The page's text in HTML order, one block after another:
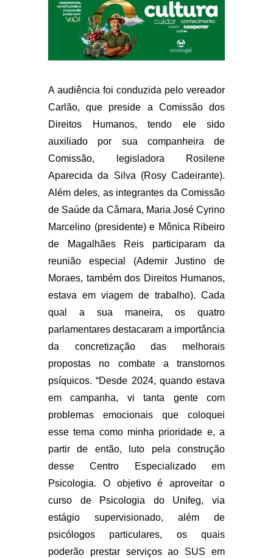
A audiência foi conduzida pelo vereador
Carlão, que preside a Comissão dos
Direitos Humanos, tendo ele sido
auxiliado por sua companheira de
Comissão, legisladora Rosilene
Aparecida da Silva (Rosy Cadeirante).
Além deles, as integrantes da Comissão
de Saúde da Câmara, Maria José Cyrino
Marcelino (presidente) e Mônica Ribeiro
de Magalhães Reis participaram da
reunião especial (Ademir Justino de
Moraes, também dos Direitos Humanos,
estava em viagem de trabalho). Cada
qual a sua maneira, os quatro
parlamentares destacaram a importância
da concretização das melhorais
propostas no combate a transtornos
psíquicos. “Desde 2024, quando estava
em campanha, vi tanta gente com
problemas emocionais que coloquei
esse tema como minha prioridade e, a
partir de então, luto pela construção
desse Centro Especializado em
Psicologia. O objetivo é aproveitar o
curso de Psicologia do Unifeg, via
estágio supervisionado, além de
psicólogos particulares, os quais
poderão prestar serviços ao SUS em